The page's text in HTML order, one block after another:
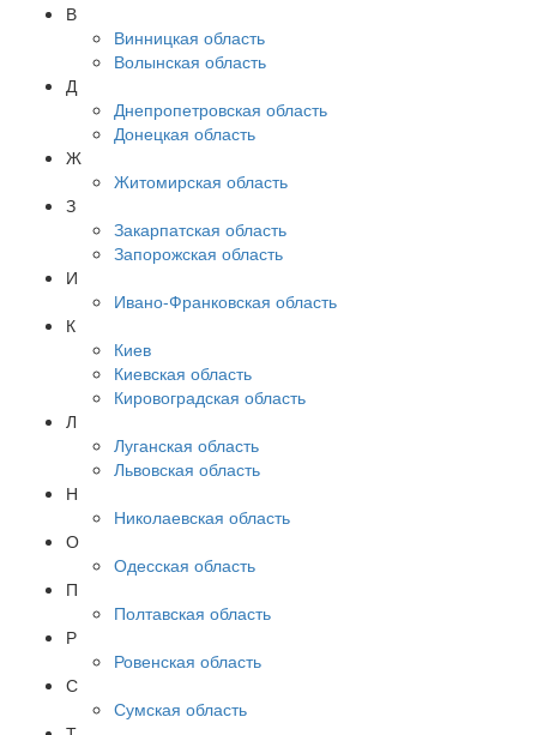
В
Винницкая область
Волынская область
Д
Днепропетровская область
Донецкая область
Ж
Житомирская область
З
Закарпатская область
Запорожская область
И
Ивано-Франковская область
К
Киев
Киевская область
Кировоградская область
Л
Луганская область
Львовская область
Н
Николаевская область
О
Одесская область
П
Полтавская область
Р
Ровенская область
С
Сумская область